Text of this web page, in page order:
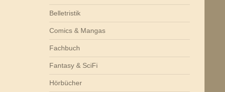
Belletristik
Comics & Mangas
Fachbuch
Fantasy & SciFi
Hörbücher